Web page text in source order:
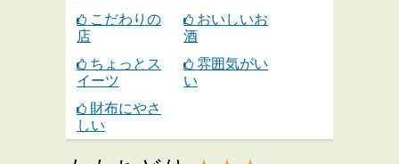
こだわりの
店
おいしいお
酒
ちょっとス
イーツ
雰囲気がい
い
財布にやさ
しい